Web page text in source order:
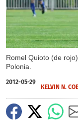
Romel Quioto (de
Polonia.
2012-05-29
KELVIN N.